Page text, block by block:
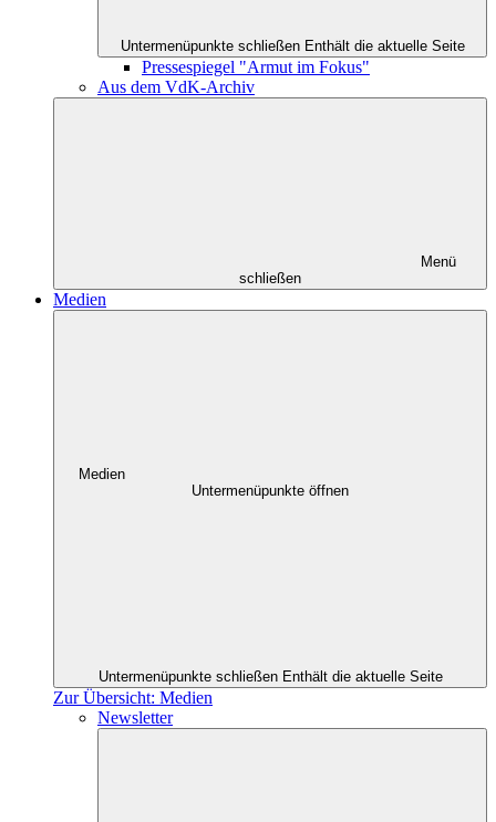
Untermenüpunkte schließen Enthält die aktuelle Seite
Pressespiegel "Armut im Fokus"
Aus dem VdK-Archiv
Menü
schließen
Medien
Medien
Untermenüpunkte öffnen
Untermenüpunkte schließen Enthält die aktuelle Seite
Zur Übersicht: Medien
Newsletter